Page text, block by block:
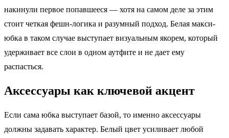
накинули первое попавшееся — хотя на самом деле за этим
стоит четкая фешн-логика и разумный подход. Белая макси-
юбка в таком случае выступает визуальным якорем, который
удерживает все слои в одном аутфите и не дает ему
распасться.
Аксессуары как ключевой акцент
Если сама юбка выступает базой, то именно аксессуары
должны задавать характер. Белый цвет усиливает любой